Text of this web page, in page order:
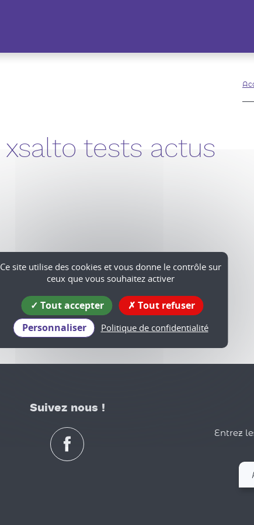
xsalto tests actus
Suivez nous !
Entrez
sur
Ce site utilise des cookies et vous donne le contrôle sur
ceux que vous souhaitez activer
Tout accepter
Tout refuser
Personnaliser
Politique de confidentialité